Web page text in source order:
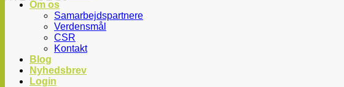
Om os
Samarbejdspartnere
Verdensmål
CSR
Kontakt
Blog
Nyhedsbrev
Login